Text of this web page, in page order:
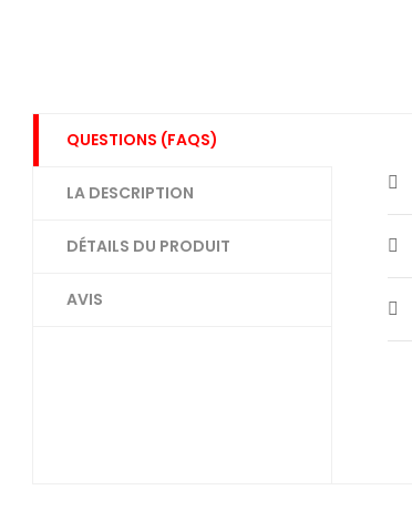
QUESTIONS (FAQS)
LA DESCRIPTION
DÉTAILS DU PRODUIT
AVIS